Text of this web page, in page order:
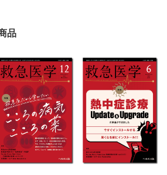
品